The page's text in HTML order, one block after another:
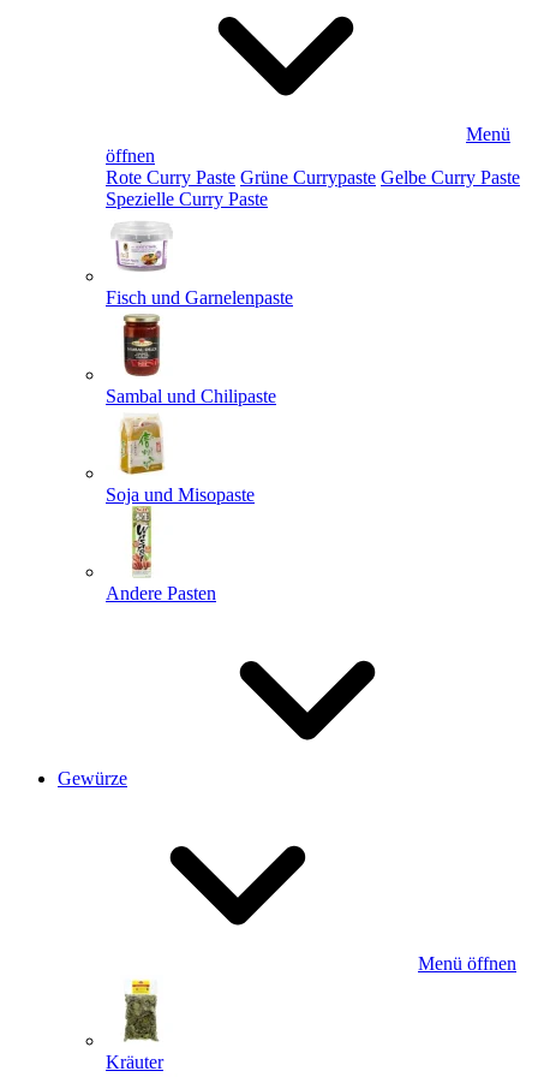
Menü
öffnen
Rote Curry Paste Grüne Currypaste Gelbe Curry Paste
Spezielle Curry Paste
Fisch und Garnelenpaste
Sambal und Chilipaste
Soja und Misopaste
Andere Pasten
Gewürze
Menü öffnen
Kräuter